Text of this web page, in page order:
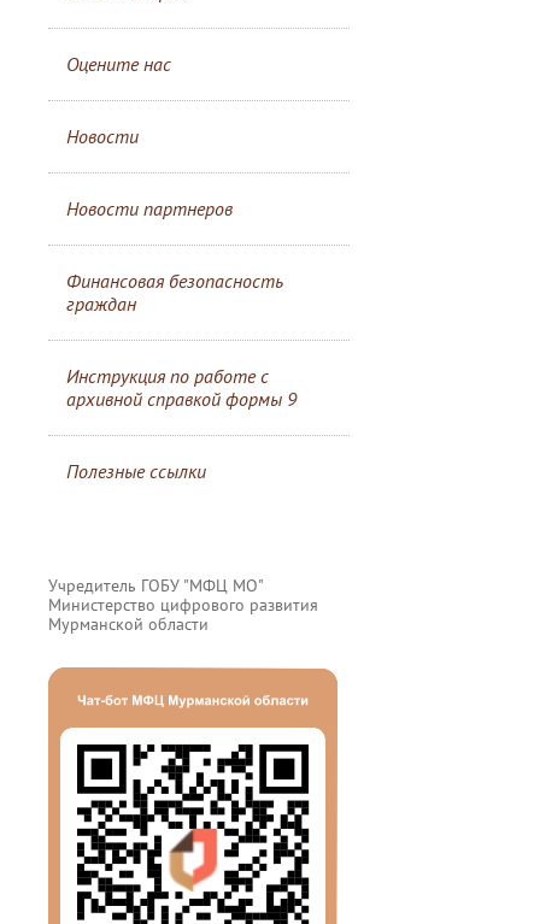
Оцените нас
Новости
Новости партнеров
Финансовая безопасность
граждан
Инструкция по работе с
архивной справкой формы 9
Полезные ссылки
Учредитель ГОБУ "МФЦ МО"
Министерство цифрового развития
Мурманской области